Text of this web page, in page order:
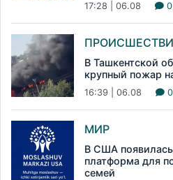
17:28 | 06.08 0
В Ташкентской
крупный пожар
16:39 | 06.08 0
МИР
В США появилась
платформа для
семей